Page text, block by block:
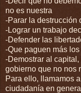
no es nuestra
-Parar la destrucción
-Lograr un trabajo
-Defender las
-Que paguen más
-Demostrar al
gobierno que no nos
Para ello, llamamos
ciudadanía en